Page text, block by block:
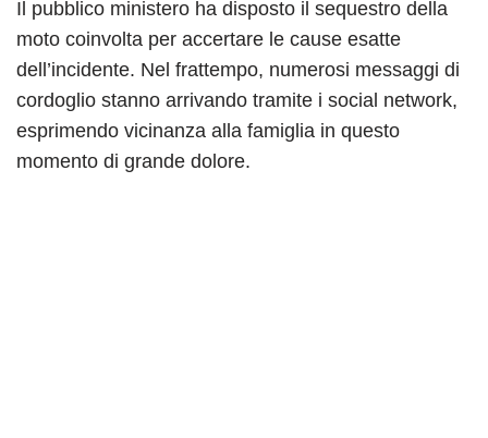
Il pubblico ministero ha disposto il sequestro della
moto coinvolta per accertare le cause esatte
dell’incidente. Nel frattempo, numerosi messaggi di
cordoglio stanno arrivando tramite i social network,
esprimendo vicinanza alla famiglia in questo
momento di grande dolore.